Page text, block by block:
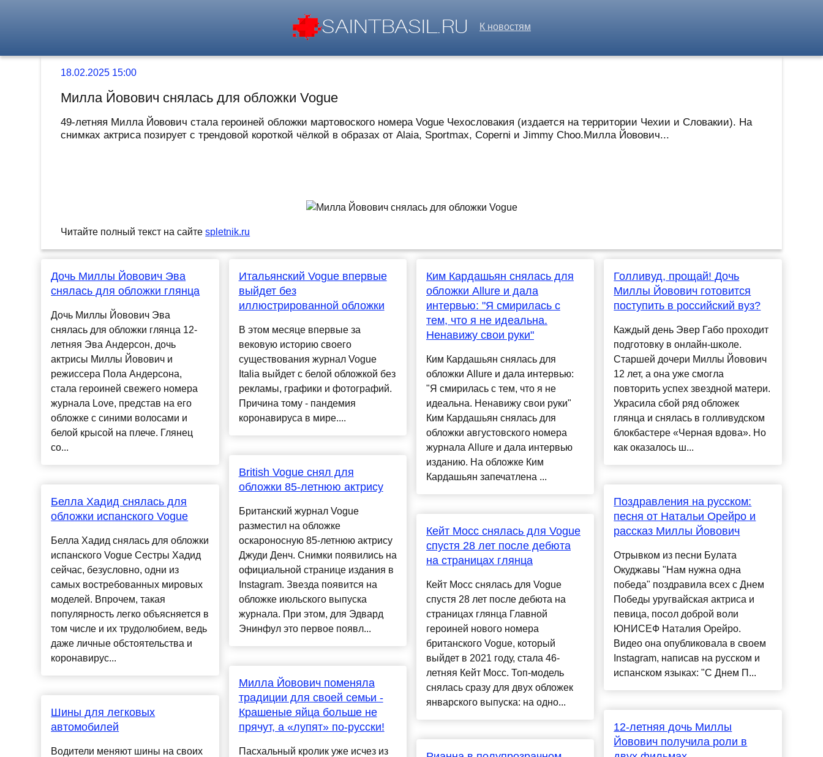
К новостям
18.02.2025 15:00
Милла Йовович снялась для обложки Vogue
49-летняя Милла Йовович стала героиней обложки мартовоского номера Vogue Чехословакия (издается на территории Чехии и Словакии). На
снимках актриса позирует с трендовой короткой чёлкой в образах от Alaia, Sportmax, Coperni и Jimmy Choo.Милла Йовович...
Читайте полный текст на сайтеspletnik.ru
Дочь Миллы Йовович Эва
снялась для обложки глянца
Дочь Миллы Йовович Эва
снялась для обложки глянца 12-
летняя Эва Андерсон, дочь
актрисы Миллы Йовович и
режиссера Пола Андерсона,
стала героиней свежего номера
журнала Love, представ на его
обложке с синими волосами и
белой крысой на плече. Глянец
со...
Белла Хадид снялась для
обложки испанского Vogue
Белла Хадид снялась для обложки
испанского Vogue Сестры Хадид
сейчас, безусловно, одни из
самых востребованных мировых
моделей. Впрочем, такая
популярность легко объясняется в
том числе и их трудолюбием, ведь
даже личные обстоятельства и
коронавирус...
Шины для легковых
автомобилей
Водители меняют шины на своих
Итальянский Vogue впервые
выйдет без
иллюстрированной обложки
В этом месяце впервые за
вековую историю своего
существования журнал Vogue
Italia выйдет с белой обложкой без
рекламы, графики и фотографий.
Причина тому - пандемия
коронавируса в мире....
British Vogue снял для
обложки 85-летнюю актрису
Британский журнал Vogue
разместил на обложке
оскароносную 85-летнюю актрису
Джуди Денч. Снимки появились на
официальной странице издания в
Instagram. Звезда появится на
обложке июльского выпуска
журнала. При этом, для Эдвард
Энинфул это первое появл...
Милла Йовович поменяла
традиции для своей семьи -
Крашеные яйца больше не
прячут, а «лупят» по-русски!
Пасхальный кролик уже исчез из
Ким Кардашьян снялась для
обложки Allure и дала
интервью: "Я смирилась с
тем, что я не идеальна.
Ненавижу свои руки"
Ким Кардашьян снялась для
обложки Allure и дала интервью:
"Я смирилась с тем, что я не
идеальна. Ненавижу свои руки"
Ким Кардашьян снялась для
обложки августовского номера
журнала Allure и дала интервью
изданию. На обложке Ким
Кардашьян запечатлена ...
Кейт Мосс снялась для Vogue
спустя 28 лет после дебюта
на страницах глянца
Кейт Мосс снялась для Vogue
спустя 28 лет после дебюта на
страницах глянца Главной
героиней нового номера
британского Vogue, который
выйдет в 2021 году, стала 46-
летняя Кейт Мосс. Топ-модель
снялась сразу для двух обложек
январского выпуска: на одно...
Голливуд, прощай! Дочь
Миллы Йовович готовится
поступить в российский вуз?
Каждый день Эвер Габо проходит
подготовку в онлайн-школе.
Старшей дочери Миллы Йовович
12 лет, а она уже смогла
повторить успех звездной матери.
Украсила сбой ряд обложек
глянца и снялась в голливудском
блокбастере «Черная вдова». Но
как оказалось ш...
Поздравления на русском:
песня от Натальи Орейро и
рассказ Миллы Йовович
Отрывком из песни Булата
Окуджавы "Нам нужна одна
победа" поздравила всех с Днем
Победы уругвайская актриса и
певица, посол доброй воли
ЮНИСЕФ Наталия Орейро.
Видео она опубликовала в своем
Instagram, написав на русском и
испанском языках: "С Днем П...
12-летняя дочь Миллы
Йовович получила роли в